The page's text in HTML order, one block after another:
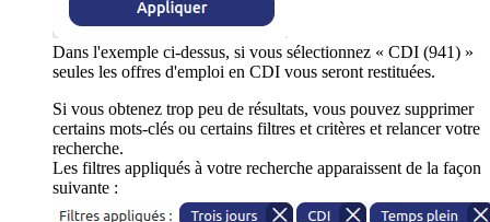
Dans l'exemple ci-dessus, si vous sélectionnez « CDI (941) »
seules les offres d'emploi en CDI vous seront restituées.
Si vous obtenez trop peu de résultats, vous pouvez supprimer
certains mots-clés ou certains filtres et critères et relancer votre
recherche.
Les filtres appliqués à votre recherche apparaissent de la façon
suivante :